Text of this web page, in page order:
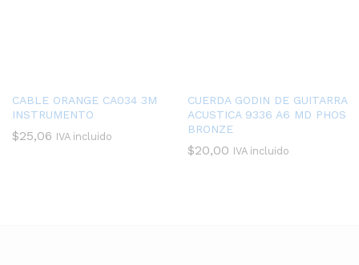
CABLE ORANGE CA034 3M
INSTRUMENTO
$25,06 IVA incluido
CUERDA GODIN DE GUITARRA
ACUSTICA 9336 A6 MD PHOS
BRONZE
$20,00 IVA incluido